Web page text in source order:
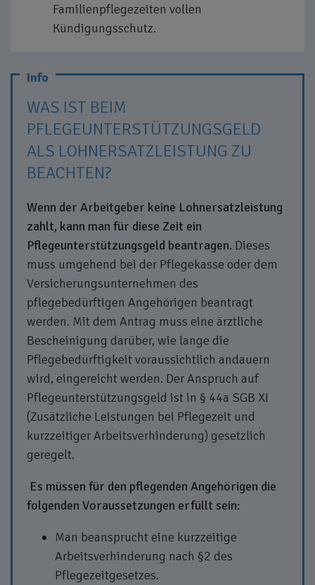
Familienpflegezeiten vollen
Kündigungsschutz.
WAS IST BEIM
PFLEGEUNTERSTÜTZUNGSGELD
ALS LOHNERSATZLEISTUNG ZU
BEACHTEN?
Wenn der Arbeitgeber keine Lohnersatzleistung
zahlt, kann man für diese Zeit ein
Pflegeunterstützungsgeld beantragen. Dieses
muss umgehend bei der Pflegekasse oder dem
Versicherungsunternehmen des
pflegebedürftigen Angehörigen beantragt
werden. Mit dem Antrag muss eine ärztliche
Bescheinigung darüber, wie lange die
Pflegebedürftigkeit voraussichtlich andauern
wird, eingereicht werden. Der Anspruch auf
Pflegeunterstützungsgeld ist in § 44a SGB XI
(Zusätzliche Leistungen bei Pflegezeit und
kurzzeitiger Arbeitsverhinderung) gesetzlich
geregelt.
Es müssen für den pflegenden Angehörigen die
folgenden Voraussetzungen erfüllt sein:
Man beansprucht eine kurzzeitige
Arbeitsverhinderung nach §2 des
Pflegezeitgesetzes.